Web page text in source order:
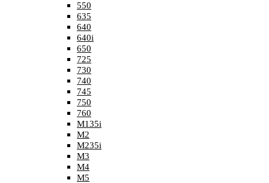
550
635
640
640i
650
725
730
740
745
750
760
M135i
M2
M235i
M3
M4
M5